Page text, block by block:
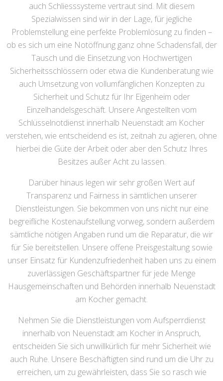
auch Schliesssysteme vertraut sind. Mit diesem
Spezialwissen sind wir in der Lage, für jegliche
Problemstellung eine perfekte Problemlösung zu finden –
ob es sich um eine Notöffnung ganz ohne Schadensfall, der
Tausch und die Einsetzung von Hochwertigen
Sicherheitsschlössern oder etwa die Kundenberatung wie
auch Umsetzung von vollumfänglichen Konzepten zu
Sicherheit und Schutz für Ihr Eigenheim oder
Einzelhandelsgeschäft. Unsere Angestellten vom
Schlüsselnotdienst innerhalb Neuenstadt am Kocher
verstehen, wie entscheidend es ist, zeitnah zu agieren, ohne
hierbei die Güte der Arbeit oder aber den Schutz Ihres
Besitzes außer Acht zu lassen.
Darüber hinaus legen wir sehr großen Wert auf
Transparenz und Fairness in sämtlichen unserer
Dienstleistungen. Sie bekommen von uns nicht nur eine
begreifliche Kostenaufstellung vorweg, sondern außerdem
sämtliche nötigen Angaben rund um die Reparatur, die wir
für Sie bereitstellen. Unsere offene Preisgestaltung sowie
unser Einsatz für Kundenzufriedenheit haben uns zu einem
zuverlässigen Geschäftspartner für jede Menge
Hausgemeinschaften und Behörden innerhalb Neuenstadt
am Kocher gemacht.
Nehmen Sie die Dienstleistungen vom Aufsperrdienst
innerhalb von Neuenstadt am Kocher in Anspruch,
entscheiden Sie sich unwillkürlich für mehr Sicherheit wie
auch Ruhe. Unsere Beschäftigten sind rund um die Uhr zu
erreichen, um zu gewährleisten, dass Sie so rasch wie